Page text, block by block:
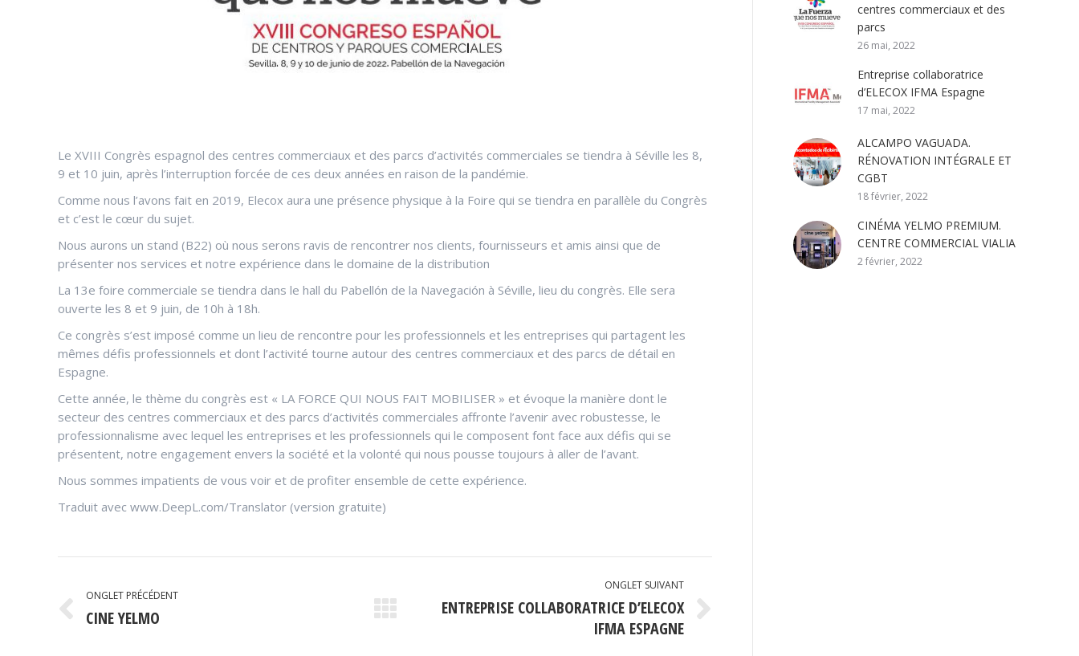
Le XVIII Congrès espagnol des centres commerciaux et des parcs d’activités commerciales se tiendra à Séville les 8,
9 et 10 juin, après l’interruption forcée de ces deux années en raison de la pandémie.
Comme nous l’avons fait en 2019, Elecox aura une présence physique à la Foire qui se tiendra en parallèle du Congrès
et c’est le cœur du sujet.
Nous aurons un stand (B22) où nous serons ravis de rencontrer nos clients, fournisseurs et amis ainsi que de
présenter nos services et notre expérience dans le domaine de la distribution
La 13e foire commerciale se tiendra dans le hall du Pabellón de la Navegación à Séville, lieu du congrès. Elle sera
ouverte les 8 et 9 juin, de 10h à 18h.
Ce congrès s’est imposé comme un lieu de rencontre pour les professionnels et les entreprises qui partagent les
mêmes défis professionnels et dont l’activité tourne autour des centres commerciaux et des parcs de détail en
Espagne.
Cette année, le thème du congrès est « LA FORCE QUI NOUS FAIT MOBILISER » et évoque la manière dont le
secteur des centres commerciaux et des parcs d’activités commerciales affronte l’avenir avec robustesse, le
professionnalisme avec lequel les entreprises et les professionnels qui le composent font face aux défis qui se
présentent, notre engagement envers la société et la volonté qui nous pousse toujours à aller de l’avant.
Nous sommes impatients de vous voir et de profiter ensemble de cette expérience.
Traduit avec www.DeepL.com/Translator (version gratuite)
DE
COMMENTAIRE
ONGLET PRÉCÉDENT
Onglet
CINE YELMO
ONGLET SUIVANT
OngletENTREPRISE COLLABORATRICE D’ELECOX
IFMA ESPAGNE
centres commerciaux et des
parcs
26 mai, 2022
Entreprise collaboratrice
d’ELECOX IFMA Espagne
17 mai, 2022
ALCAMPO VAGUADA.
RÉNOVATION INTÉGRALE ET
CGBT
18 février, 2022
CINÉMA YELMO PREMIUM.
CENTRE COMMERCIAL VIALIA
2 février, 2022